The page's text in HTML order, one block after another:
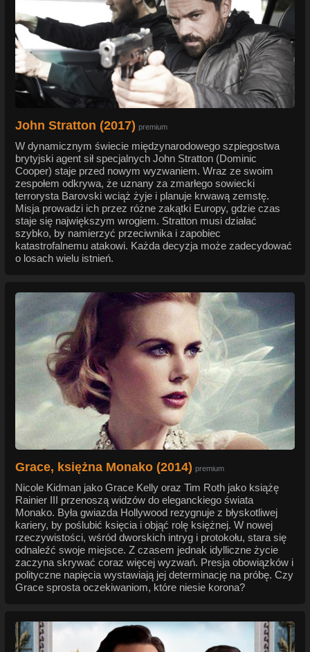
John Stratton (2017) premium
W dynamicznym świecie międzynarodowego szpiegostwa
brytyjski agent sił specjalnych John Stratton (Dominic
Cooper) staje przed nowym wyzwaniem. Wraz ze swoim
zespołem odkrywa, że uznany za zmarłego sowiecki
terrorysta Barovski wciąż żyje i planuje krwawą zemstę.
Misja prowadzi ich przez różne zakątki Europy, gdzie czas
staje się największym wrogiem. Stratton musi działać
szybko, by namierzyć przeciwnika i zapobiec
katastrofalnemu atakowi. Każda decyzja może zadecydować
o losach wielu istnień.
Grace, księżna Monako (2014) premium
Nicole Kidman jako Grace Kelly oraz Tim Roth jako książę
Rainier III przenoszą widzów do eleganckiego świata
Monako. Była gwiazda Hollywood rezygnuje z błyskotliwej
kariery, by poślubić księcia i objąć rolę księżnej. W nowej
rzeczywistości, wśród dworskich intryg i protokołu, stara się
odnaleźć swoje miejsce. Z czasem jednak idylliczne życie
zaczyna skrywać coraz więcej wyzwań. Presja obowiązków i
polityczne napięcia wystawiają jej determinację na próbę. Czy
Grace sprosta oczekiwaniom, które niesie korona?